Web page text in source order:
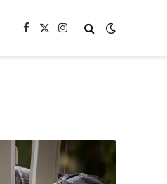
Facebook
X
Instagram